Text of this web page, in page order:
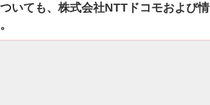
いても、株式会社NTTドコモおよび情